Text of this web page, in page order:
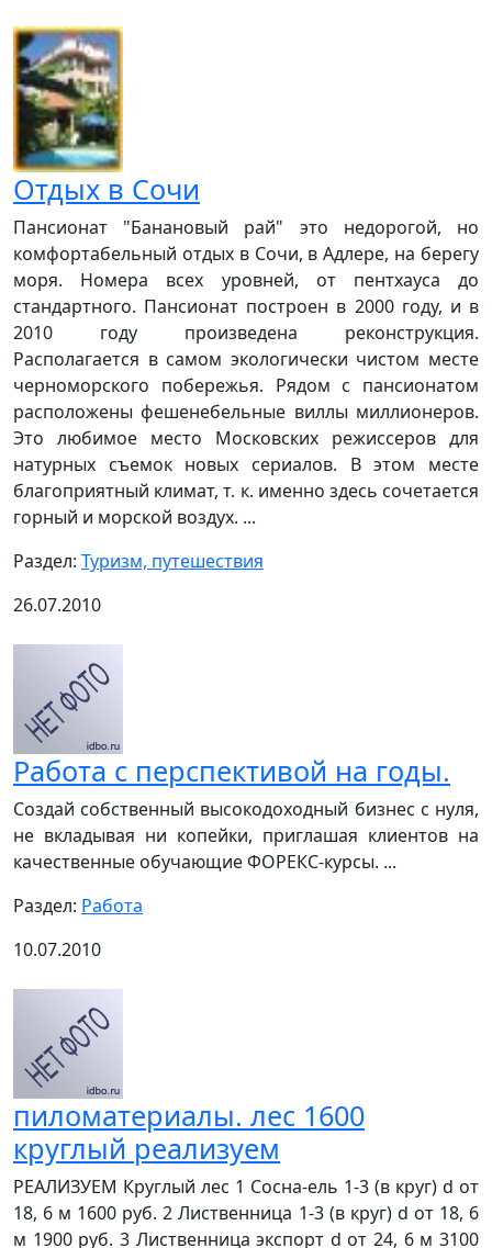
Отдых в Сочи
Пансионат "Банановый рай" это недорогой, но
комфортабельный отдых в Сочи, в Адлере, на берегу
моря. Номера всех уровней, от пентхауса до
стандартного. Пансионат построен в 2000 году, и в
2010 году произведена реконструкция.
Располагается в самом экологически чистом месте
черноморского побережья. Рядом с пансионатом
расположены фешенебельные виллы миллионеров.
Это любимое место Московских режиссеров для
натурных съемок новых сериалов. В этом месте
благоприятный климат, т. к. именно здесь сочетается
горный и морской воздух. ...
Раздел: Туризм, путешествия
26.07.2010
Работа с перспективой на годы.
Создай собственный высокодоходный бизнес с нуля,
не вкладывая ни копейки, приглашая клиентов на
качественные обучающие ФОРЕКС-курсы. ...
Раздел: Работа
10.07.2010
пиломатериалы. лес 1600
круглый реализуем
РЕАЛИЗУЕМ Круглый лес 1 Сосна-ель 1-3 (в круг) d от
18, 6 м 1600 руб. 2 Лиственница 1-3 (в круг) d от 18, 6
м 1900 руб. 3 Лиственница экспорт d от 24, 6 м 3100